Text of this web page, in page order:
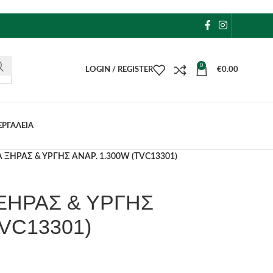
LOGIN / REGISTER
0
€0.00
ΞΗΡΑΣ & ΥΡΓΗΣ ΑΝΑΡ. 1.300W (TVC13301)
& ΥΡΓΗΣ